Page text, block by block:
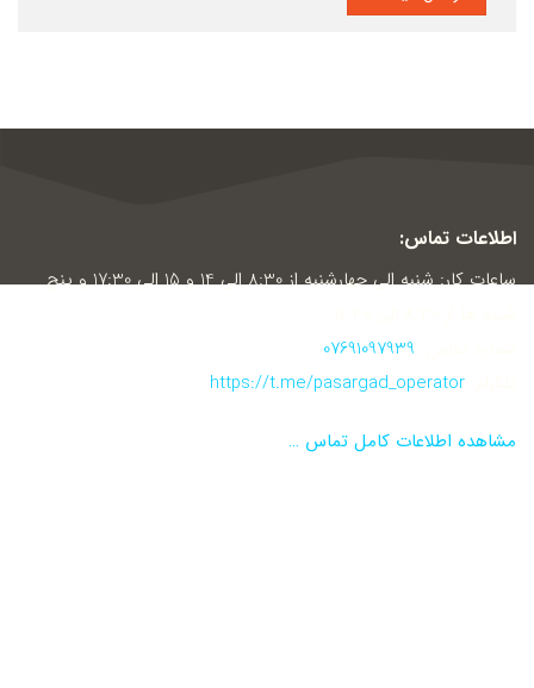
اطلاعات تماس:
ساعات کار: شنبه الی چهارشنبه از 8:30 الی 14 و 15 الی 17:30 و پنج
07691097939
https://t.me/pasargad_operator
مشاهده اطلاعات کامل تماس …